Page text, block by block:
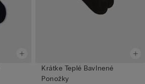
Krátke Teplé Bavlnené
Ponožky